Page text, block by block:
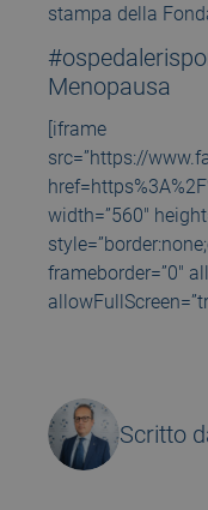
stampa della
Menopausa
[iframe
src=”https://
width=”560″
frameborder=”0″
Scritto